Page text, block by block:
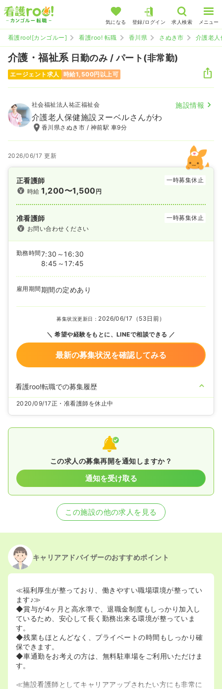
気になる 登録/ログイン 求人検索 メニュー
看護roo![カンゴルー] 看護roo! 転職 香川県 さぬき市 介護老
介護・福祉系 日勤のみ / パート(非常勤)
エージェント求人 時給1,500円以上可
社会福祉法人祐正福祉会 施設情報
介護老人保健施設ヌーベルさんがわ
香川県さぬき市 / 神前駅 車9分
2026/06/17 更新
正看護師
一時募集休止
時給1,200〜1,500円
准看護師
一時募集休止
お問い合わせください
勤務時間7:30～16:30
8:45～17:45
雇用期間期間の定めあり
募集状況更新日： 2026/06/17（53日前）
希望や経験をもとに、LINEで相談できる
最新の募集状況を確認してみる
看護roo!転職での募集履歴
2020/09/17正・准看護師を休止中
この求人の募集再開を通知しますか？
通知を受け取る
この施設の他の求人を見る
キャリアアドバイザーのおすすめポイント
≪福利厚生が整っており、働きやすい職場環境が整ってい
ます♪≫
◆賞与が4ヶ月と高水準で、退職金制度もしっかり加入し
ているため、安心して長く勤務出来る環境が整っていま
す。
◆残業もほとんどなく、プライベートの時間もしっかり確
保できます。
◆車通勤をお考えの方は、無料駐車場をご利用いただけま
す。
≪施設看護師としてキャリアアップされたい方にも非常に